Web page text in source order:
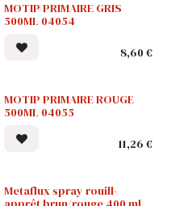
MOTIP PRIMAIRE GRIS
500ML 04054
8,60€
MOTIP PRIMAIRE ROUGE
500ML 04055
11,26 €
Metaflux spray rouill-